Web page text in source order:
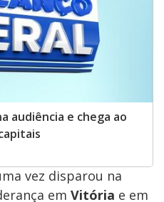
audiência e chega ao
vez disparou na
em Vitória e em